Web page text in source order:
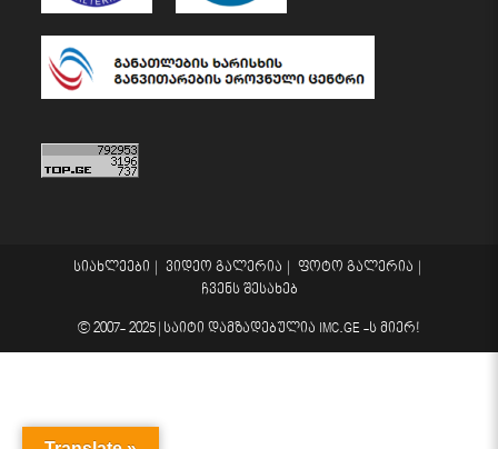
სიახლეები ვიდეო გალერია
ფოტო გალერია
ჩვენს შესახებ
© 2007- 2025 | საიტი დამზადებულია IMC.GE -ს მიერ!